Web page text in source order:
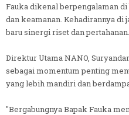
Fauka dikenal berpengalaman
dan keamanan. Kehadirannya
baru sinergi riset dan pertahanan.
Direktur Utama NANO,
sebagai momentum penting
yang lebih mandiri dan
"Bergabungnya Bapak Fauka